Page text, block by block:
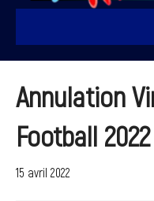
Annulation
Football 2022
15 avril 2022